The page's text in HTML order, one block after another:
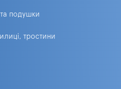
подушки
тростини